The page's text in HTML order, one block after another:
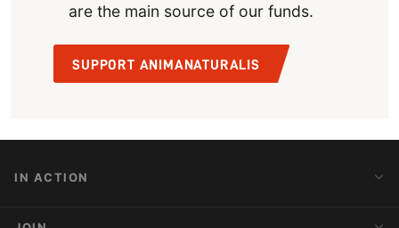
are the main source of our funds.
SUPPORT ANIMANATURALIS
IN ACTION